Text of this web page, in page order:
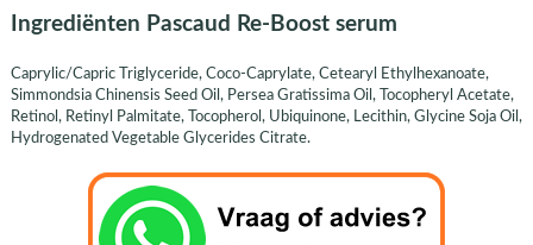
Ingrediënten Pascaud Re-Boost serum
Caprylic/Capric Triglyceride, Coco-Caprylate, Cetearyl Ethylhexanoate,
Simmondsia Chinensis Seed Oil, Persea Gratissima Oil, Tocopheryl Acetate,
Retinol, Retinyl Palmitate, Tocopherol, Ubiquinone, Lecithin, Glycine Soja Oil,
Hydrogenated Vegetable Glycerides Citrate.